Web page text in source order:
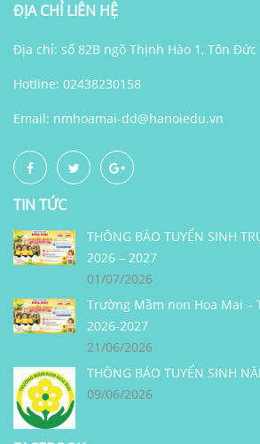
ĐỊA CHỈ LIÊN HỆ
Địa chỉ: số 82B ngõ Thịnh Hào 1, Tôn
Hotline: 02438230158
Email: nmhoamai-dd@hanoiedu.vn
TIN TỨC
THÔNG BÁO TUYỂN SINH
2026 – 2027
01/07/2026
Trường Mầm non Hoa Mai –
2026-2027
21/06/2026
THÔNG BÁO TUYỂN SINH
09/06/2026